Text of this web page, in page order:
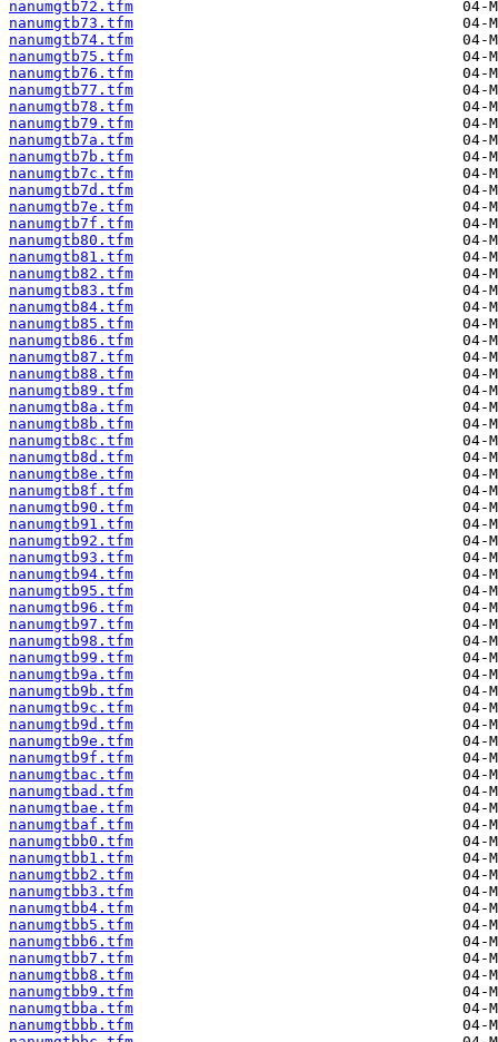
nanumgtb72.tfm
nanumgtb73.tfm
nanumgtb74.tfm
nanumgtb75.tfm
nanumgtb76.tfm
nanumgtb77.tfm
nanumgtb78.tfm
nanumgtb79.tfm
nanumgtb7a.tfm
nanumgtb7b.tfm
nanumgtb7c.tfm
nanumgtb7d.tfm
nanumgtb7e.tfm
nanumgtb7f.tfm
nanumgtb80.tfm
nanumgtb81.tfm
nanumgtb82.tfm
nanumgtb83.tfm
nanumgtb84.tfm
nanumgtb85.tfm
nanumgtb86.tfm
nanumgtb87.tfm
nanumgtb88.tfm
nanumgtb89.tfm
nanumgtb8a.tfm
nanumgtb8b.tfm
nanumgtb8c.tfm
nanumgtb8d.tfm
nanumgtb8e.tfm
nanumgtb8f.tfm
nanumgtb90.tfm
nanumgtb91.tfm
nanumgtb92.tfm
nanumgtb93.tfm
nanumgtb94.tfm
nanumgtb95.tfm
nanumgtb96.tfm
nanumgtb97.tfm
nanumgtb98.tfm
nanumgtb99.tfm
nanumgtb9a.tfm
nanumgtb9b.tfm
nanumgtb9c.tfm
nanumgtb9d.tfm
nanumgtb9e.tfm
nanumgtb9f.tfm
nanumgtbac.tfm
nanumgtbad.tfm
nanumgtbae.tfm
nanumgtbaf.tfm
nanumgtbb0.tfm
nanumgtbb1.tfm
nanumgtbb2.tfm
nanumgtbb3.tfm
nanumgtbb4.tfm
nanumgtbb5.tfm
nanumgtbb6.tfm
nanumgtbb7.tfm
nanumgtbb8.tfm
nanumgtbb9.tfm
nanumgtbba.tfm
nanumgtbbb.tfm